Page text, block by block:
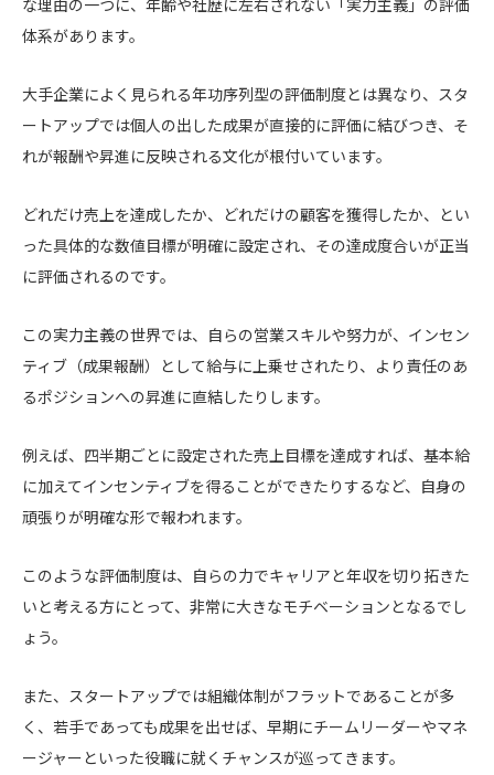
体系があります。
大手企業によく見られる年功序列型の評価制度とは異なり、スタ
ートアップでは個人の出した成果が直接的に評価に結びつき、そ
れが報酬や昇進に反映される文化が根付いています。
どれだけ売上を達成したか、どれだけの顧客を獲得したか、とい
った具体的な数値目標が明確に設定され、その達成度合いが正当
に評価されるのです。
この実力主義の世界では、自らの営業スキルや努力が、インセン
ティブ（成果報酬）として給与に上乗せされたり、より責任のあ
るポジションへの昇進に直結したりします。
例えば、四半期ごとに設定された売上目標を達成すれば、基本給
に加えてインセンティブを得ることができたりするなど、自身の
頑張りが明確な形で報われます。
このような評価制度は、自らの力でキャリアと年収を切り拓きた
いと考える方にとって、非常に大きなモチベーションとなるでし
ょう。
また、スタートアップでは組織体制がフラットであることが多
く、若手であっても成果を出せば、早期にチームリーダーやマネ
ージャーといった役職に就くチャンスが巡ってきます。